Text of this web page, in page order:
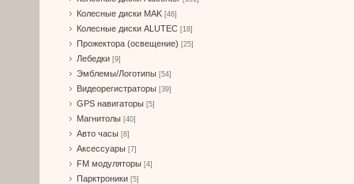
Колесные диски MAK [46]
Колесные диски ALUTEC [18]
Прожектора (освещение) [25]
Лебедки [9]
Эмблемы/Логотипы [54]
Видеорегистраторы [39]
GPS навигаторы [5]
Магнитолы [40]
Авто часы [8]
Аксессуары [7]
FM модуляторы [4]
Парктроники [5]